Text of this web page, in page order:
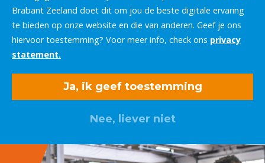
Brabant Zeeland doet dit om jou de beste digitale ervaring
te bieden op onze website en die van anderen. Geef je ons
hiervoor toestemming? Voor meer info, check ons privacy
statement.
Ja, ik geef toestemming
Nee, liever niet